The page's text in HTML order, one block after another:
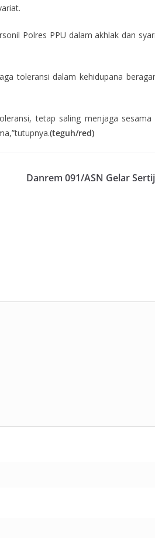
Polres PPU dalam akhlak dan
toleransi dalam kehidupana
tetap saling menjaga sesama
(teguh/red)
Danrem 091/ASN Gelar